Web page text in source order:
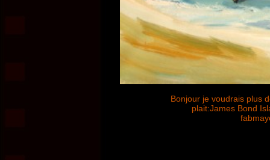
Bonjour je voudrais plus
plait:James Bond